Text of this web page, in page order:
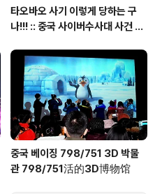
타오바오 사기 이렇게 당하는 구
나!!! :: 중국 사이버수사대 사건 접
중국 베이징 798/751 3D 박물
관 798/751活的3D博物馆